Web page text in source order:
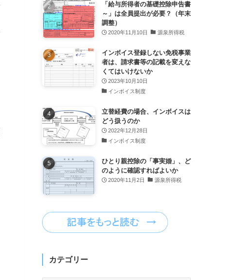
「給与所得者の基礎控除申告書
～」は全員提出が必要？（年末
調整）
2020年11月10日 源泉所得税
インボイス登録しない免税事業
者は、請求書等の記載を変えな
くてはいけないか
2023年10月10日
インボイス制度
立替経費の場合、インボイスは
どう扱うのか
2022年12月28日
インボイス制度
ひとり親控除の「事実婚」、ど
のように確認すればよいか
2020年11月2日 源泉所得税
カテゴリー